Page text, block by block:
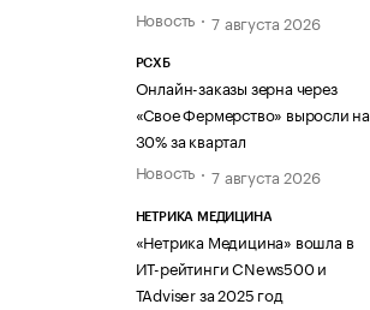
Новость
7 августа 2026
РСХБ
Онлайн-заказы зерна через
«Свое Фермерство» выросли на
30% за квартал
Новость
7 августа 2026
НЕТРИКА МЕДИЦИНА
«Нетрика Медицина» вошла в
ИТ-рейтинги CNews500 и
TAdviser за 2025 год